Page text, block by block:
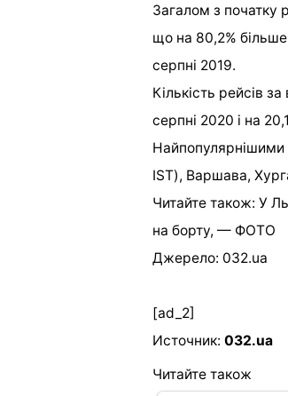
Загалом з початку
що на 80,2%
серпні 2019.
Кількість рейсів
серпні 2020 і на
Найпопулярнішими
IST), Варшава,
Читайте також: У
на борту, — ФОТО
Джерело: 032.ua
[ad_2]
Источник: 032.ua
Читайте також